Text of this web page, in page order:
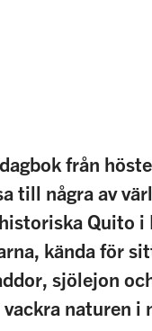
från
till några av
Quito
kända för
sjölejon
naturen i